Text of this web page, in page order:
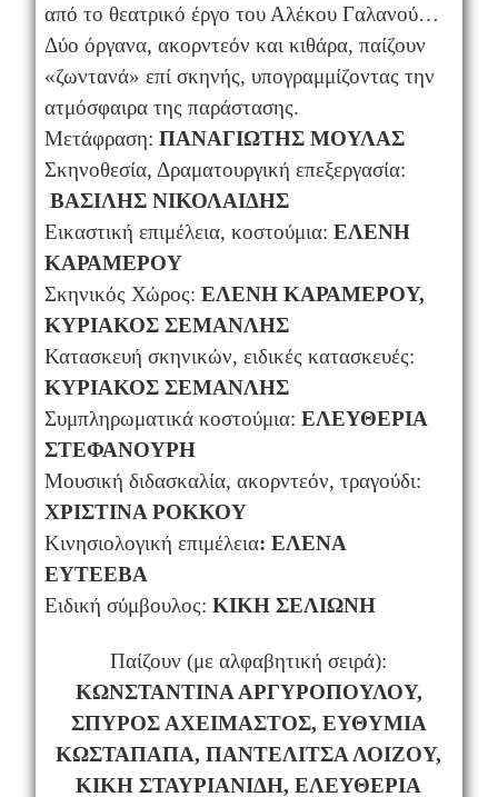
από το θεατρικό έργο του Αλέκου Γαλανού…
Δύο όργανα, ακορντεόν και κιθάρα, παίζουν
«ζωντανά» επί σκηνής, υπογραμμίζοντας την
ατμόσφαιρα της παράστασης.
Μετάφραση: ΠΑΝΑΓΙΩΤΗΣ ΜΟΥΛΑΣ
Σκηνοθεσία, Δραματουργική επεξεργασία:
ΒΑΣΙΛΗΣ ΝΙΚΟΛΑΙΔΗΣ
Εικαστική επιμέλεια, κοστούμια: ΕΛΕΝΗ
ΚΑΡΑΜΕΡΟΥ
Σκηνικός Χώρος: ΕΛΕΝΗ ΚΑΡΑΜΕΡΟΥ,
ΚΥΡΙΑΚΟΣ ΣΕΜΑΝΛΗΣ
Κατασκευή σκηνικών, ειδικές κατασκευές:
ΚΥΡΙΑΚΟΣ ΣΕΜΑΝΛΗΣ
Συμπληρωματικά κοστούμια: ΕΛΕΥΘΕΡΙΑ
ΣΤΕΦΑΝΟΥΡΗ
Μουσική διδασκαλία, ακορντεόν, τραγούδι:
ΧΡΙΣΤΙΝΑ ΡΟΚΚΟΥ
Κινησιολογική επιμέλεια: ΕΛΕΝΑ
ΕΥΤΕΕΒΑ
Ειδική σύμβουλος: ΚΙΚΗ ΣΕΛΙΩΝΗ
Παίζουν (με αλφαβητική σειρά):
ΚΩΝΣΤΑΝΤΙΝΑ ΑΡΓΥΡΟΠΟΥΛΟΥ,
ΣΠΥΡΟΣ ΑΧΕΙΜΑΣΤΟΣ, ΕΥΘΥΜΙΑ
ΚΩΣΤΑΠΑΠΑ, ΠΑΝΤΕΛΙΤΣΑ ΛΟΙΖΟΥ,
ΚΙΚΗ ΣΤΑΥΡΙΑΝΙΔΗ, ΕΛΕΥΘΕΡΙΑ